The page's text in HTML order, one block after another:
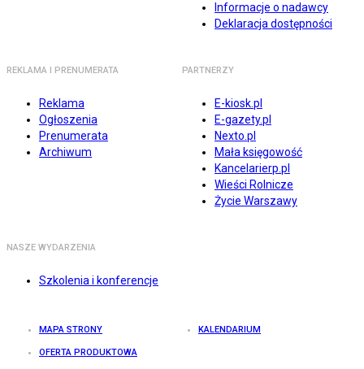
Informacje o nadawcy
Deklaracja dostępności
REKLAMA I PRENUMERATA
Reklama
Ogłoszenia
Prenumerata
Archiwum
PARTNERZY
E-kiosk.pl
E-gazety.pl
Nexto.pl
Mała księgowość
Kancelarierp.pl
Wieści Rolnicze
Życie Warszawy
NASZE WYDARZENIA
Szkolenia i konferencje
MAPA STRONY KALENDARIUM
OFERTA PRODUKTOWA